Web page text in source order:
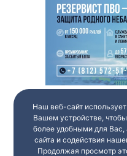
Наш веб-сайт
Вашем устройстве,
более удобными для Вас,
сайта и содействия
Продолжая просмотр